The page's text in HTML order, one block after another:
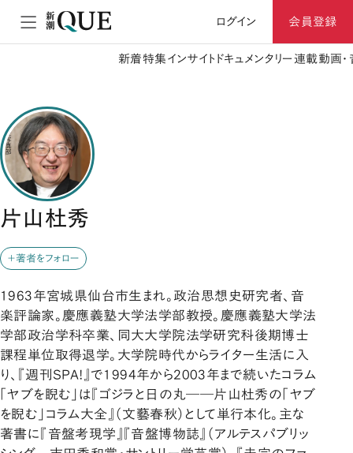
ログイン 会員登録
新着特集 インサイト ドキュメンタリー 連載動画
片山杜秀
＋著者をフォロー
1963年宮城県仙台市生まれ。政治思想史研究者、音
楽評論家。慶應義塾大学法学部教授。慶應義塾大学法
学部政治学科卒業、同大大学院法学研究科後期博士
課程単位取得退学。大学院時代からライター生活に入
り、『週刊SPA!』で1994年から2003年まで続いたコラム
「ヤブを睨む」は『ゴジラと日の丸――片山杜秀の「ヤブ
を睨む」コラム大全』（文藝春秋）として単行本化。主な
著書に『音盤考現学』『音盤博物誌』（アルテスパブリッ